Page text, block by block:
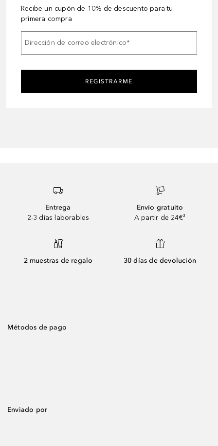
Recibe un cupón de 10% de descuento para tu
primera compra
Dirección de correo electrónico*
REGISTRARME
Entrega
2-3 días laborables
Envío gratuito
A partir de 24€³
2 muestras de regalo 30 días de devolución
Métodos de pago
Enviado por